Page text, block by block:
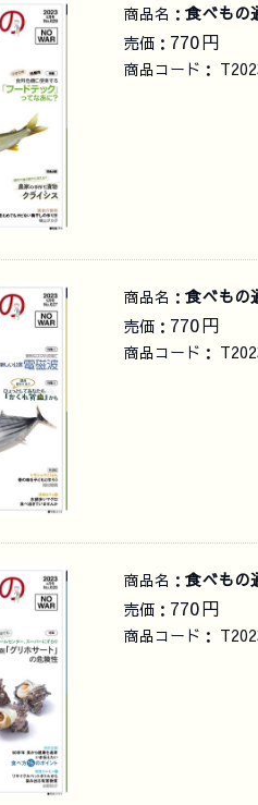
商品名： 食べもの
売価： 770円
商品コード：
商品名： 食べもの
売価： 770円
商品コード：
商品名： 食べもの
売価： 770円
商品コード：